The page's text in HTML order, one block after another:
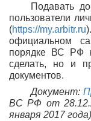
Подавать
пользователи
(https://my.arbitr.ru
официальном
порядке ВС РФ
сделать, но и
документов.
Документ:
ВС РФ от
января 2017 года)